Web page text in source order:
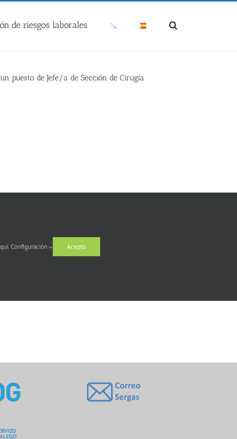
de riesgos laborales
puesto de Jefe/a de Sección de Cirugía
Configuración Acepto